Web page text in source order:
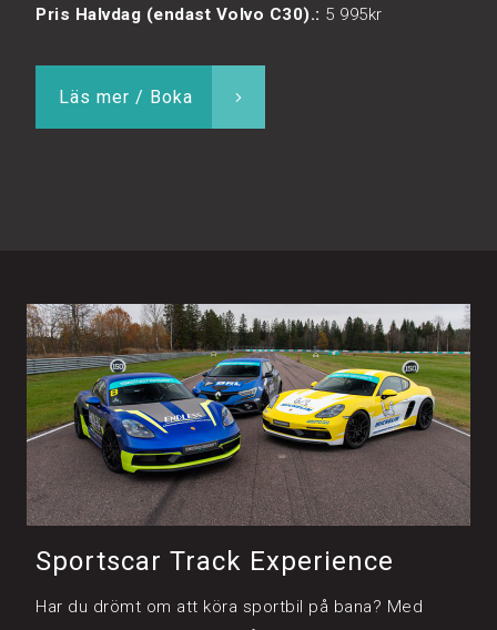
Pris Halvdag (endast Volvo C30).: 5 995kr
Läs mer / Boka
Sportscar Track Experience
Har du drömt om att köra sportbil på bana? Med